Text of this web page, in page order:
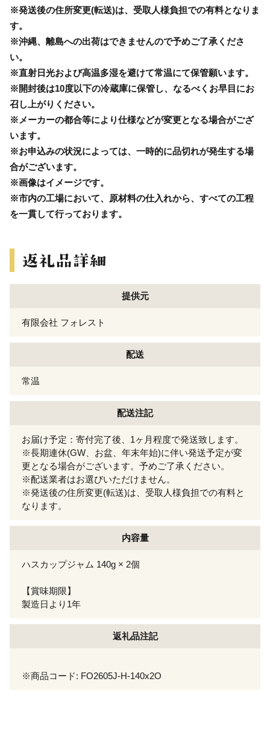
※発送後の住所変更(転送)は、受取人様負担での有料となりま
す。
※沖縄、離島への出荷はできませんので予めご了承くださ
い。
※直射日光および高温多湿を避けて常温にて保管願います。
※開封後は10度以下の冷蔵庫に保管し、なるべくお早目にお
召し上がりください。
※メーカーの都合等により仕様などが変更となる場合がござ
います。
※お申込みの状況によっては、一時的に品切れが発生する場
合がございます。
※画像はイメージです。
※市内の工場において、原材料の仕入れから、すべての工程
を一貫して行っております。
提供元
有限会社 フォレスト
配送
常温
配送注記
お届け予定：寄付完了後、1ヶ月程度で発送致します。
※長期連休(GW、お盆、年末年始)に伴い発送予定が変
更となる場合がございます。予めご了承ください。
※配送業者はお選びいただけません。
※発送後の住所変更(転送)は、受取人様負担での有料と
なります。
内容量
ハスカップジャム 140g × 2個
【賞味期限】
製造日より1年
返礼品注記
※商品コード: FO2605J-H-140x2O